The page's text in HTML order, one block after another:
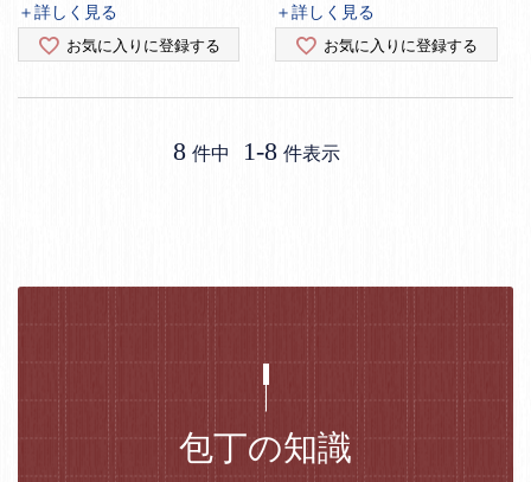
＋詳しく見る
お気に入りに登録する
＋詳しく見る
お気に入りに登録する
8 件中 1-8 件表示
包丁の知識